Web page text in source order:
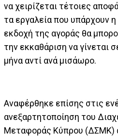
να χειρίζεται τέτοιες
τα εργαλεία που υπάρχουν
εκδοχή της αγοράς θα
την εκκαθάριση να γίνεται
μήνα αντί ανά μισάωρο.
Αναφέρθηκε επίσης στις
ανεξαρτητοποίηση του
Μεταφοράς Κύπρου (ΔΣΜΚ)